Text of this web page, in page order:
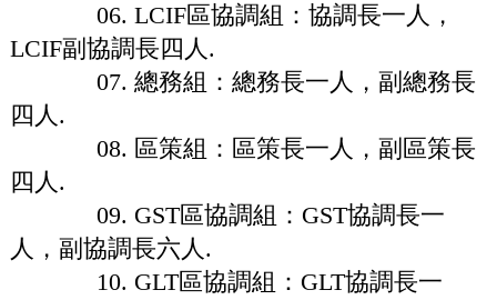
06. LCIF區協調組：協調長一人，
LCIF副協調長四人.
07. 總務組：總務長一人，副總務長
四人.
08. 區策組：區策長一人，副區策長
四人.
09. GST區協調組：GST協調長一
人，副協調長六人.
10. GLT區協調組：GLT協調長一